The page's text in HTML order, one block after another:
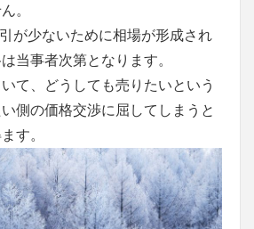
。
が少ないために相場が形成され
当事者次第となります。
て、どうしても売りたいという
側の価格交渉に屈してしまうと
す。